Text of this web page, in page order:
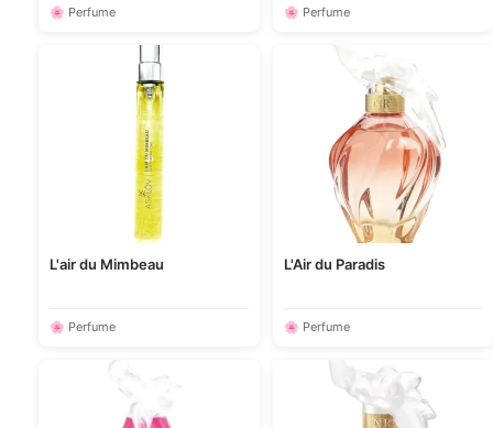
🌸 Perfume 🌸 Perfume
L'air du Mimbeau
🌸 Perfume
L'Air du Paradis
🌸 Perfume